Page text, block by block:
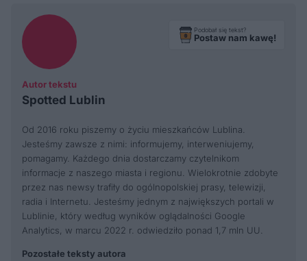
Autor tekstu
Spotted Lublin
Podobał się tekst?
Postaw nam kawę!
Od 2016 roku piszemy o życiu mieszkańców Lublina.
Jesteśmy zawsze z nimi: informujemy, interweniujemy,
pomagamy. Każdego dnia dostarczamy czytelnikom
informacje z naszego miasta i regionu. Wielokrotnie zdobyte
przez nas newsy trafiły do ogólnopolskiej prasy, telewizji,
radia i Internetu. Jesteśmy jednym z największych portali w
Lublinie, który według wyników oglądalności Google
Analytics, w marcu 2022 r. odwiedziło ponad 1,7 mln UU.
Pozostałe teksty autora